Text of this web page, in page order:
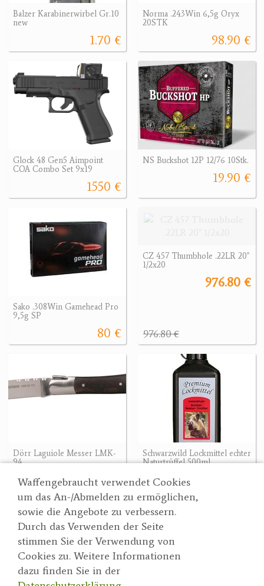
Waffengebraucht verwendet Cookies
um das An-/Abmelden zu ermöglichen,
sowie die Angebote zu verbessern.
Durch das Verwenden der Seite
stimmen Sie der Verwendung von
Cookies zu. Weitere Informationen
dazu finden Sie in der
Balzer Karabinerwirbel Gr.10
new
1.70 €
Norma .243Win 6,5g Oryx
20STK
98.90 €
Glock 48 Gen5 Aimpoint
COA Combo Set 9x19
1550 €
NS Buckshot 12P 12/76 10Stk.
19.90 €
Sako .308Win Gamehead Pro
9,5g SP
80 €
CZ 457 Thumbhole .22LR 20"
1/2x20
976.80 €
976.80 €
Dörr Laguiole Messer LMK-
94
13.50 €
Schwarzwild Lockmittel echter
Naturtrüffel 500ml
Suche
Partner
AGBs
Datenschutzerklärung
Wertgarner 1820
Jagd & SporthandelsgmbH
Dr. Karl-Renner-Straße 48